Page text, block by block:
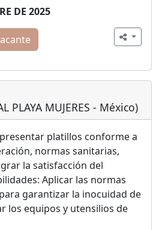
DE 2025
PLAYA MUJERES - México)
platillos conforme a
normas sanitarias,
la satisfacción del
Aplicar las normas
garantizar la inocuidad de
los equipos y utensilios de